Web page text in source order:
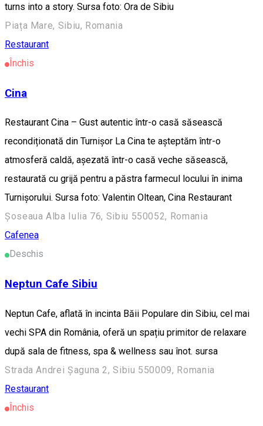
turns into a story. Sursa foto: Ora de Sibiu
Piața Mare, Sibiu, Romania
Restaurant
Închis
Cina
Restaurant Cina – Gust autentic într-o casă săsească
recondiționată din Turnișor La Cina te așteptăm într-o
atmosferă caldă, așezată într-o casă veche săsească,
restaurată cu grijă pentru a păstra farmecul locului în inima
Turnișorului. Sursa foto: Valentin Oltean, Cina Restaurant
Șoseaua Alba Iulia 76, Sibiu 550052, Romania
Cafenea
Deschis
Neptun Cafe Sibiu
Neptun Cafe, aflată în incinta Băii Populare din Sibiu, cel mai
vechi SPA din România, oferă un spațiu primitor de relaxare
după sala de fitness, spa & wellness sau înot. sursa
Strada Andrei Șaguna 2, Sibiu 550009, Romania
Restaurant
Închis